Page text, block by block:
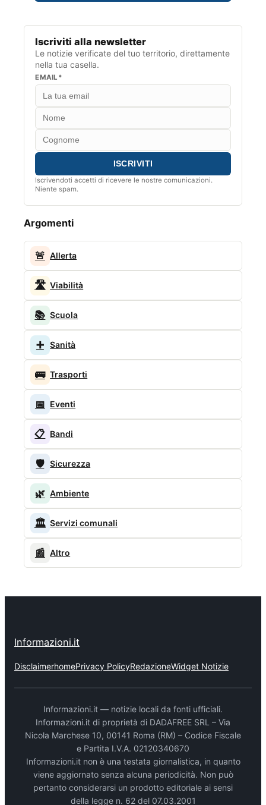
Iscriviti alla newsletter
Le notizie verificate del tuo territorio, direttamente
nella tua casella.
EMAIL*
Iscrivendoti accetti di ricevere le nostre comunicazioni.
Niente spam.
Argomenti
🚨 Allerta
🛣️ Viabilità
📚 Scuola
➕ Sanità
🚌 Trasporti
📅 Eventi
📋 Bandi
🛡️ Sicurezza
🌿 Ambiente
🏛️ Servizi comunali
📰 Altro
Informazioni.it
DisclaimerhomePrivacy PolicyRedazioneWidget Notizie
Informazioni.it — notizie locali da fonti ufficiali.
Informazioni.it di proprietà di DADAFREE SRL – Via
Nicola Marchese 10, 00141 Roma (RM) – Codice Fiscale
e Partita I.V.A. 02120340670
Informazioni.it non è una testata giornalistica, in quanto
viene aggiornato senza alcuna periodicità. Non può
pertanto considerarsi un prodotto editoriale ai sensi
della legge n. 62 del 07.03.2001